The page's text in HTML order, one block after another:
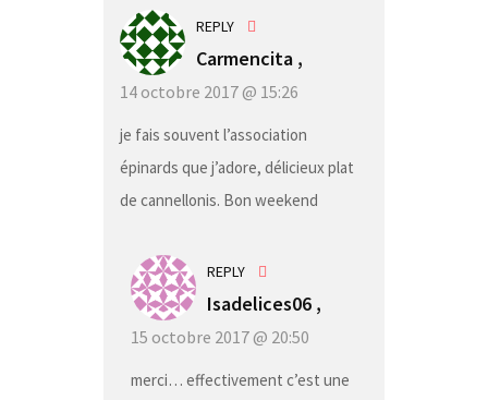
REPLY
Carmencita ,
14 octobre 2017 @ 15:26
je fais souvent l’association
épinards que j’adore, délicieux plat
de cannellonis. Bon weekend
REPLY
Isadelices06 ,
15 octobre 2017 @ 20:50
merci… effectivement c’est une